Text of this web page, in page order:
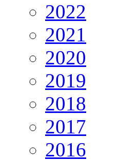
2022
2021
2020
2019
2018
2017
2016